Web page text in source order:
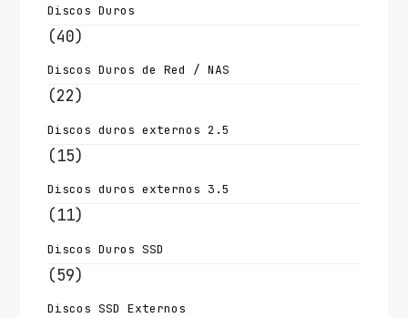
Discos Duros
(40)
Discos Duros de Red / NAS
(22)
Discos duros externos 2.5
(15)
Discos duros externos 3.5
(11)
Discos Duros SSD
(59)
Discos SSD Externos